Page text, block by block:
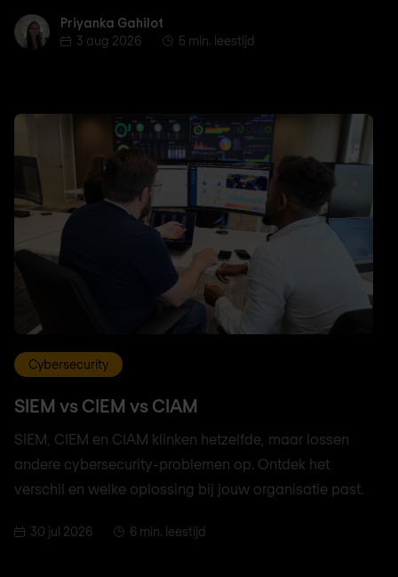
Priyanka Gahilot
Priyanka Gahilot
3 aug 2026
5 min. leestijd
Cybersecurity
SIEM vs CIEM vs CIAM
SIEM, CIEM en CIAM klinken hetzelfde, maar lossen
andere cybersecurity-problemen op. Ontdek het
verschil en welke oplossing bij jouw organisatie past.
30 jul 2026 6 min. leestijd